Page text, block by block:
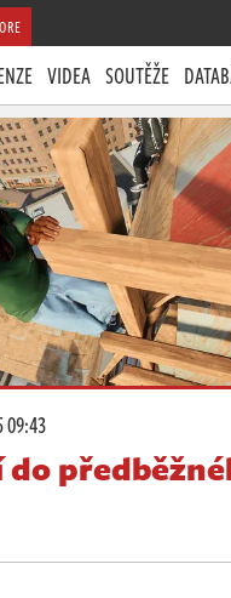
VIDEA SOUTĚŽE
09:43